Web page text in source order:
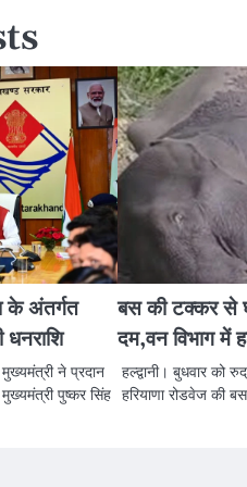
के अंतर्गत
ने प्रदान
पुष्कर सिंह
बस की टक्कर से
दम,वन विभाग में
हल्द्वानी। बुधवार को
हरियाणा रोडवेज की